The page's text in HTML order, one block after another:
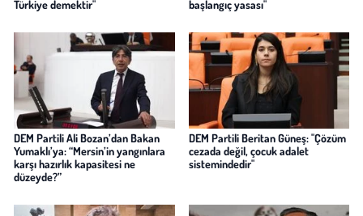
Türkiye demektir"
başlangıç yasası"
DEM Partili Ali Bozan’dan Bakan
Yumaklı’ya: “Mersin’in yangınlara
karşı hazırlık kapasitesi ne
düzeyde?”
DEM Partili Beritan Güneş: "Çözüm
cezada değil, çocuk adalet
sistemindedir"